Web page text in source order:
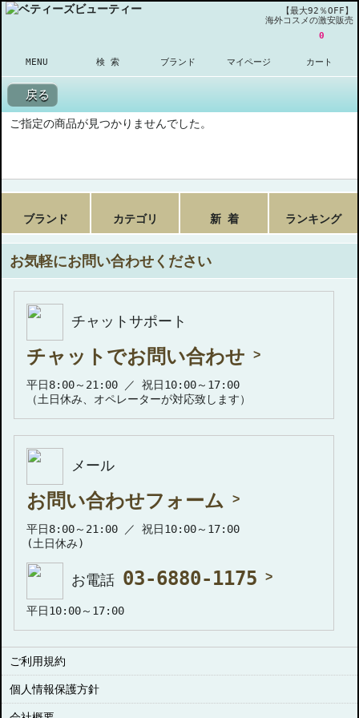
【最大92％OFF】
海外コスメの激安販売
MENU 検 索 ブランド マイページ
0
カート
戻る
ご指定の商品が見つかりませんでした。
ブランド カテゴリ 新 着 ランキング
お気軽にお問い合わせください
チャットサポート
チャットでお問い合わせ
平日8:00～21:00 ／ 祝日10:00～17:00
（土日休み、オペレーターが対応致します）
メール
お問い合わせフォーム
平日8:00～21:00 ／ 祝日10:00～17:00
(土日休み)
お電話 03-6880-1175
平日10:00～17:00
ご利用規約
個人情報保護方針